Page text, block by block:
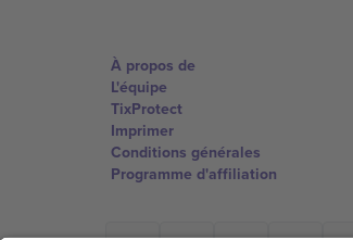
À propos de
L'équipe
TixProtect
Imprimer
Conditions générales
Programme d'affiliation